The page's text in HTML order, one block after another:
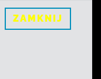
ZAMKNIJ